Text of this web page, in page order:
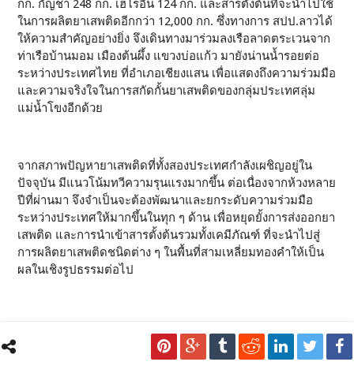
กก. กัญชา 248 กก. เฮโรอีน 124 กก. และสารตั้งต้นที่จะนำไปใช้
ในการผลิตยาเสพติดอีกกว่า 12,000 กก. ซึ่งทางการ สปป.ลาวได้
ให้ความสำคัญอย่างยิ่ง จึงเดินทางมาร่วมลงเรือลาดตระเวนจาก
ท่าเรือบ้านมอม เมืองต้นผึ้ง แขวงบ่อแก้ว มายังน่านน้ำรอยต่อ
ระหว่างประเทศไทย ที่อำเภอเชียงแสน เพื่อแสดงถึงความร่วมมือ
และความจริงใจในการสกัดกั้นยาเสพติดของกลุ่มประเทศลุ่ม
แม่น้ำโขงอีกด้วย
จากสภาพปัญหายาเสพติดที่ทั้งสองประเทศกำลังเผชิญอยู่ใน
ปัจจุบัน มีแนวโน้มทวีความรุนแรงมากขึ้น ต่อเนื่องจากห้วงหลาย
ปีที่ผ่านมา จึงจำเป็นจะต้องพัฒนาและยกระดับความร่วมมือ
ระหว่างประเทศให้มากขึ้นในทุก ๆ ด้าน เพื่อหยุดยั้งการส่งออกยา
เสพติด และการนำเข้าสารตั้งต้นรวมทั้งเคมีภัณฑ์ ที่จะนำไปสู่
การผลิตยาเสพติดชนิดต่าง ๆ ในพื้นที่สามเหลี่ยมทองคำให้เป็น
ผลในเชิงรูปธรรมต่อไป